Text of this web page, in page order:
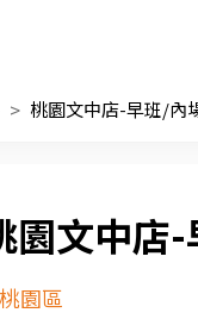
桃園文中店-早班/內
園文中店
園區